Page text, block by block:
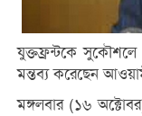
যুক্তফ্রন্টকে
মন্তব্য করেছেন
মঙ্গলবার (১৬